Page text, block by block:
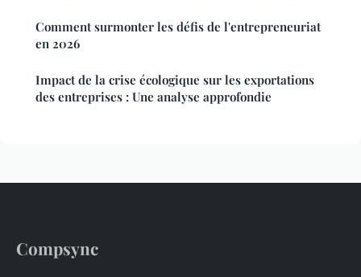
Comment surmonter les défis de l'entrepreneuriat
en 2026
Impact de la crise écologique sur les exportations
des entreprises : Une analyse approfondie
Compsync